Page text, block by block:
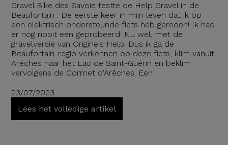
Gravel Bike des Savoie testte de Help Gravel in de
Beaufortain : De eerste keer in mijn leven dat ik op
een elektrisch ondersteunde fiets heb gereden! Ik had
er nog nooit een geprobeerd. Nu wel, met de
gravelversie van Origine's Help. Dus ik ga de
Beaufortain-regio verkennen op deze fiets, klim vanuit
Arêches naar het Lac de Saint-Guérin en beklim
vervolgens de Cormet d'Arêches. Een
23/07/2023
Lees het volledige artikel